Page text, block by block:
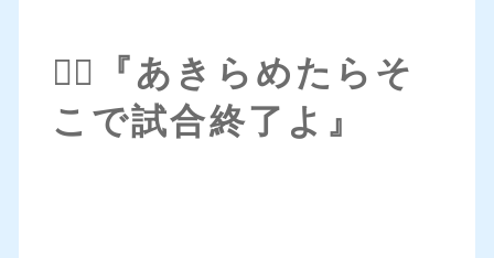
👱‍♀️
『あきらめたらそ
こで試合終了よ』